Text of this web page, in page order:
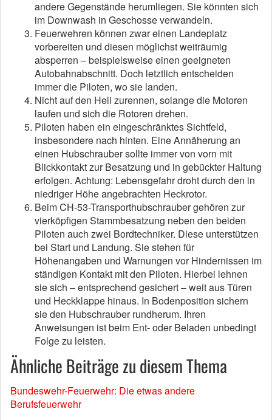
andere Gegenstände herumliegen. Sie könnten sich
im Downwash in Geschosse verwandeln.
Feuerwehren können zwar einen Landeplatz
vorbereiten und diesen möglichst weiträumig
absperren – beispielsweise einen geeigneten
Autobahnabschnitt. Doch letztlich entscheiden
immer die Piloten, wo sie landen.
Nicht auf den Heli zurennen, solange die Motoren
laufen und sich die Rotoren drehen.
Piloten haben ein eingeschränktes Sichtfeld,
insbesondere nach hinten. Eine Annäherung an
einen Hubschrauber sollte immer von vorn mit
Blickkontakt zur Besatzung und in gebückter Haltung
erfolgen. Achtung: Lebensgefahr droht durch den in
niedriger Höhe angebrachten Heckrotor.
Beim CH-53-Transporthubschrauber gehören zur
vierköpfigen Stammbesatzung neben den beiden
Piloten auch zwei Bordtechniker. Diese unterstützen
bei Start und Landung. Sie stehen für
Höhenangaben und Warnungen vor Hindernissen im
ständigen Kontakt mit den Piloten. Hierbei lehnen
sie sich – entsprechend gesichert – weit aus Türen
und Heckklappe hinaus. In Bodenposition sichern
sie den Hubschrauber rundherum. Ihren
Anweisungen ist beim Ent- oder Beladen unbedingt
Folge zu leisten.
Ähnliche Beiträge zu diesem Thema
Bundeswehr-Feuerwehr: Die etwas andere
Berufsfeuerwehr